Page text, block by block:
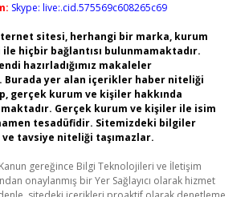
Skype: live:.cid.575569c608265c69
sitesi, herhangi bir marka, kurum
hiçbir bağlantısı bulunmamaktadır.
hazırladığımız makaleler
Burada yer alan içerikler haber niteliği
gerçek kurum ve kişiler hakkında
Gerçek kurum ve kişiler ile isim
tesadüfidir. Sitemizdeki bilgiler
tavsiye niteliği taşımazlar.
Kanun gereğince Bilgi Teknolojileri ve İletişim
onaylanmış bir Yer Sağlayıcı olarak hizmet